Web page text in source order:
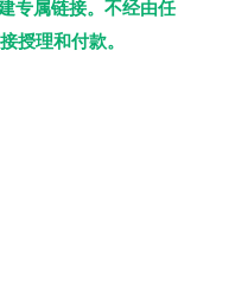
专属链接。不经由任
授理和付款。